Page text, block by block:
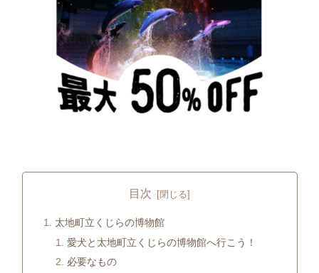
目次
太地町立くじらの博物館
愛犬と太地町立くじらの博物館へ行こう！
必要なもの